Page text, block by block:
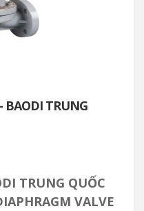
BAODI TRUNG
TRUNG QUỐC
VALVE